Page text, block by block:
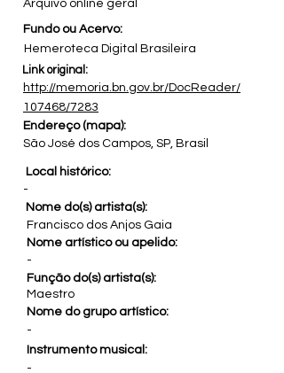
Arquivo online geral
Fundo ou Acervo:
Hemeroteca Digital Brasileira
Link original:
http://memoria.bn.gov.br/DocReader/
107468/7283
Endereço (mapa):
São José dos Campos, SP, Brasil
Local histórico:
-
Nome do(s) artista(s):
Francisco dos Anjos Gaia
Nome artístico ou apelido:
-
Função do(s) artista(s):
Maestro
Nome do grupo artístico:
-
Instrumento musical:
-